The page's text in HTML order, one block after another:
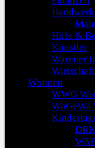
Hilfe &
Künstler
Warener
Wirtschaft
Wohnen
WWG